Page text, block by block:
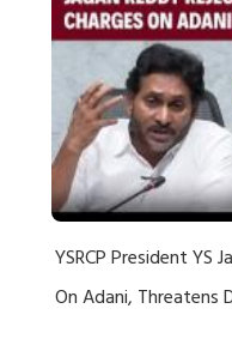
YSRCP President YS
On Adani,